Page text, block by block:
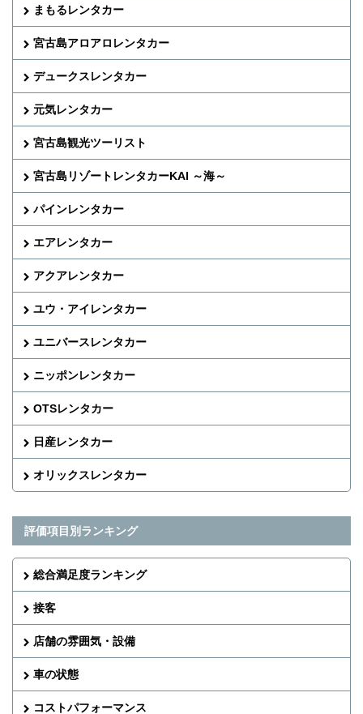
まもるレンタカー
宮古島アロアロレンタカー
デュークスレンタカー
元気レンタカー
宮古島観光ツーリスト
宮古島リゾートレンタカーKAI ～海～
パインレンタカー
エアレンタカー
アクアレンタカー
ユウ・アイレンタカー
ユニバースレンタカー
ニッポンレンタカー
OTSレンタカー
日産レンタカー
オリックスレンタカー
評価項目別ランキング
総合満足度ランキング
接客
店舗の雰囲気・設備
車の状態
コストパフォーマンス